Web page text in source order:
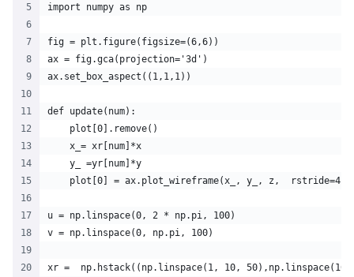
import numpy as np
fig = plt.figure(figsize=(6,6))
ax = fig.gca(projection='3d')
ax.set_box_aspect((1,1,1))
def update(num):
    plot[0].remove()
    x_= xr[num]*x
    y_ =yr[num]*y
plot[0] = ax.plot_wireframe(x_, y_, z,  rstride=4,
u = np.linspace(0, 2 * np.pi, 100)
v = np.linspace(0, np.pi, 100)
xr =  np.hstack((np.linspace(1, 10,